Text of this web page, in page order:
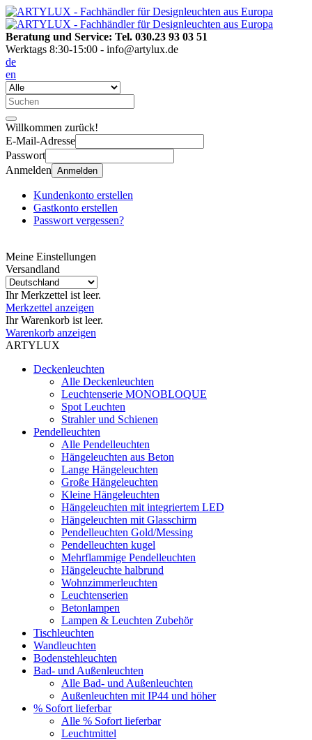
Beratung und Service: Tel. 030.23 93 03 51
Werktags 8:30-15:00 - info@artylux.de
de
en
Willkommen zurück!
E-Mail-Adresse
Passwort
Anmelden Anmelden
Kundenkonto erstellen
Gastkonto erstellen
Passwort vergessen?
Meine Einstellungen
Versandland
Ihr Merkzettel ist leer.
Merkzettel anzeigen
Ihr Warenkorb ist leer.
Warenkorb anzeigen
ARTYLUX
Deckenleuchten
Alle Deckenleuchten
Leuchtenserie MONOBLOQUE
Spot Leuchten
Strahler und Schienen
Pendelleuchten
Alle Pendelleuchten
Hängeleuchten aus Beton
Lange Hängeleuchten
Große Hängeleuchten
Kleine Hängeleuchten
Hängeleuchten mit integriertem LED
Hängeleuchten mit Glasschirm
Pendelleuchten Gold/Messing
Pendelleuchten kugel
Mehrflammige Pendelleuchten
Hängeleuchte halbrund
Wohnzimmerleuchten
Leuchtenserien
Betonlampen
Lampen & Leuchten Zubehör
Tischleuchten
Wandleuchten
Bodenstehleuchten
Bad- und Außenleuchten
Alle Bad- und Außenleuchten
Außenleuchten mit IP44 und höher
% Sofort lieferbar
Alle % Sofort lieferbar
Leuchtmittel